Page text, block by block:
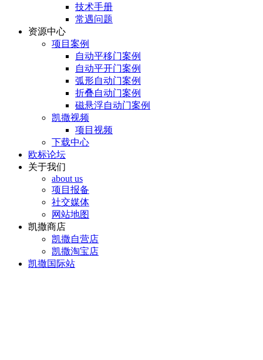
技术手册
常遇问题
资源中心
项目案例
自动平移门案例
自动平开门案例
弧形自动门案例
折叠自动门案例
磁悬浮自动门案例
凯撒视频
项目视频
下载中心
欧标论坛
关于我们
about us
项目报备
社交媒体
网站地图
凯撒商店
凯撒自营店
凯撒淘宝店
凯撒国际站